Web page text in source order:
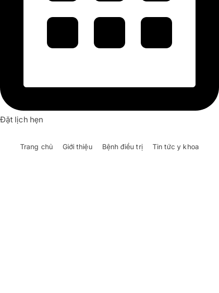
Đặt lịch hẹn
Trang chủ Giới thiệu Bệnh điều trị Tin tức y khoa